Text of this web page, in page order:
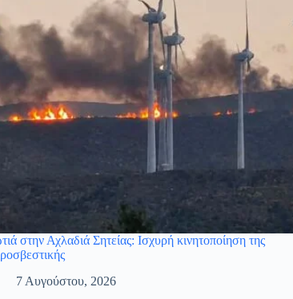
στην Αχλαδιά Σητείας: Ισχυρή κινητοποίηση της
7 Αυγούστου, 2026